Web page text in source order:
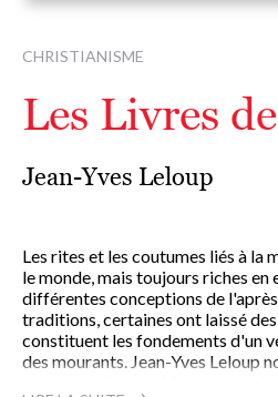
CHRISTIANISME
Les Livres
Jean-Yves Leloup
Les rites et les coutumes liés à la
le monde, mais toujours riches en
différentes conceptions de
traditions, certaines ont laissé
constituent les fondements d'un
des mourants. Jean-Yves Leloup